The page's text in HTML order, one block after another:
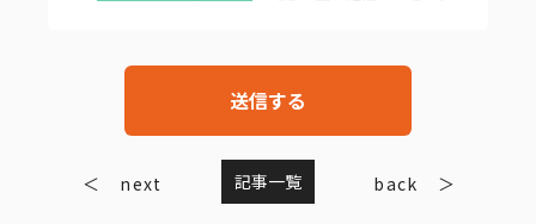
next 記事一覧 back